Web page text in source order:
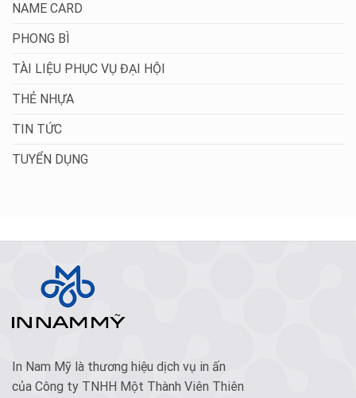
NAME CARD
PHONG BÌ
TÀI LIỆU PHỤC VỤ ĐẠI HỘI
THẺ NHỰA
TIN TỨC
TUYỂN DỤNG
In Nam Mỹ là thương hiệu dịch vụ in ấn
của Công ty TNHH Một Thành Viên Thiên